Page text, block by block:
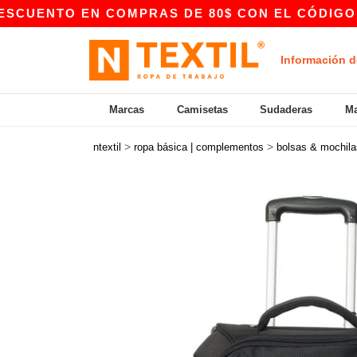
COMPRAS DE 80$ CON EL CÓDIGO APP10 –
Información
Marcas Camisetas Sudaderas
ntextil > ropa básica | complementos > bolsas &